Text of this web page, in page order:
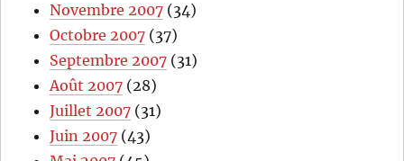
Novembre 2007 (34)
Octobre 2007 (37)
Septembre 2007 (31)
Août 2007 (28)
Juillet 2007 (31)
Juin 2007 (43)